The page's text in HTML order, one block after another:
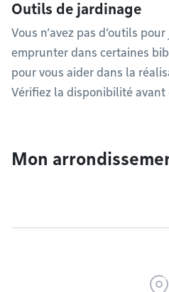
Outils de jardinage
Vous n’avez pas d’outils
emprunter dans certaines
pour vous aider dans la
Vérifiez la disponibilité avant
Mon